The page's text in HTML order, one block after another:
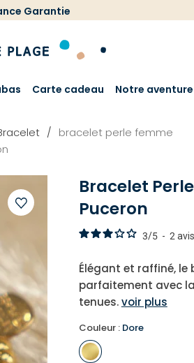
Garantie
Carte cadeau Notre aventure
bracelet perle femme
liste
d'envies
Bracelet
Puceron
3/5 - 2 avis
Élégant et raffiné, le
parfaitement avec
tenues.voir plus
Couleur : Dore